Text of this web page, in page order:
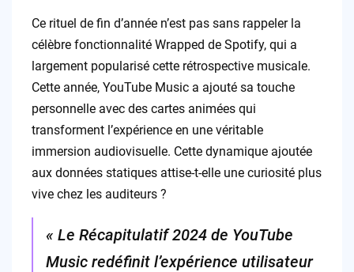
Ce rituel de fin d’année n’est pas sans rappeler la
célèbre fonctionnalité Wrapped de Spotify, qui a
largement popularisé cette rétrospective musicale.
Cette année, YouTube Music a ajouté sa touche
personnelle avec des cartes animées qui
transforment l’expérience en une véritable
immersion audiovisuelle. Cette dynamique ajoutée
aux données statiques attise-t-elle une curiosité plus
vive chez les auditeurs ?
« Le Récapitulatif 2024 de YouTube
Music redéfinit l’expérience utilisateur